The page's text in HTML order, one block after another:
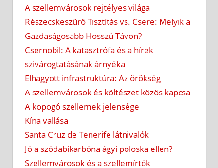
A szellemvárosok rejtélyes világa
Részecskeszűrő Tisztítás vs. Csere: Melyik a
Gazdaságosabb Hosszú Távon?
Csernobil: A katasztrófa és a hírek
szivárogtatásának árnyéka
Elhagyott infrastruktúra: Az örökség
A szellemvárosok és költészet közös kapcsa
A kopogó szellemek jelensége
Kína vallása
Santa Cruz de Tenerife látnivalók
Jó a szódabikarbóna ágyi poloska ellen?
Szellemvárosok és a szellemírtók